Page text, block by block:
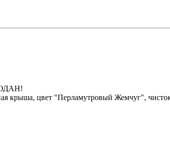
крыша, цвет "Перламутровый Жемчуг",